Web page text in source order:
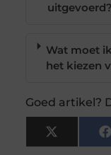
uitgevoerd?
Wat moet
het kiezen
Goed artikel?
X
(Twitter)